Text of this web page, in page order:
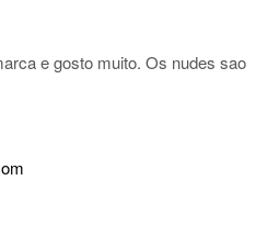
e gosto muito. Os nudes sao